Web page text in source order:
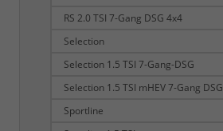
RS 2.0 TSI 7-Gang DSG 4x4
Selection
Selection 1.5 TSI 7-Gang-DSG
Selection 1.5 TSI mHEV 7-Gang DSG
Sportline